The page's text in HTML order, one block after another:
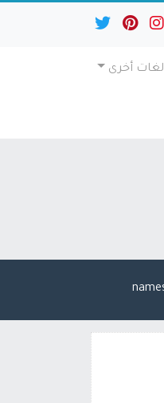
لغات أخرى